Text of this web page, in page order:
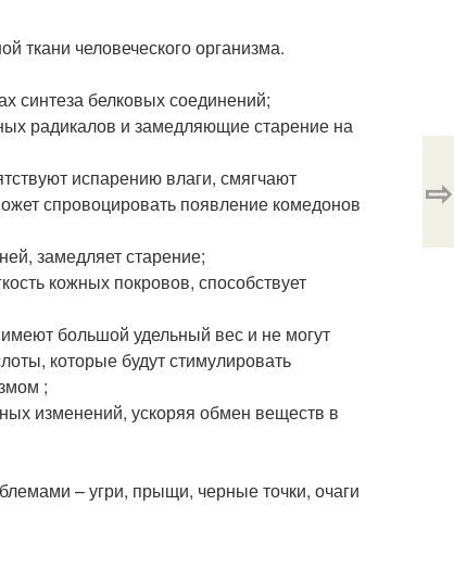
ткани человеческого организма.
синтеза белковых соединений;
радикалов и замедляющие старение на
испарению влаги, смягчают
спровоцировать появление комедонов
замедляет старение;
кожных покровов, способствует
большой удельный вес и не могут
которые будут стимулировать
;
изменений, ускоряя обмен веществ в
– угри, прыщи, черные точки, очаги
⇨